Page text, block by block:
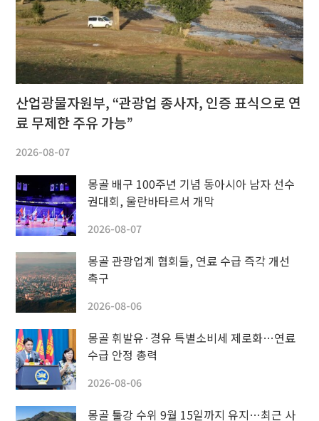
산업광물자원부, “관광업 종사자, 인증 표식으로 연
료 무제한 주유 가능”
2026-08-07
몽골 배구 100주년 기념 동아시아 남자 선수
권대회, 울란바타르서 개막
2026-08-07
몽골 관광업계 협회들, 연료 수급 즉각 개선
촉구
2026-08-06
몽골 휘발유·경유 특별소비세 제로화…연료
수급 안정 총력
2026-08-06
몽골 툴강 수위 9월 15일까지 유지…최근 사